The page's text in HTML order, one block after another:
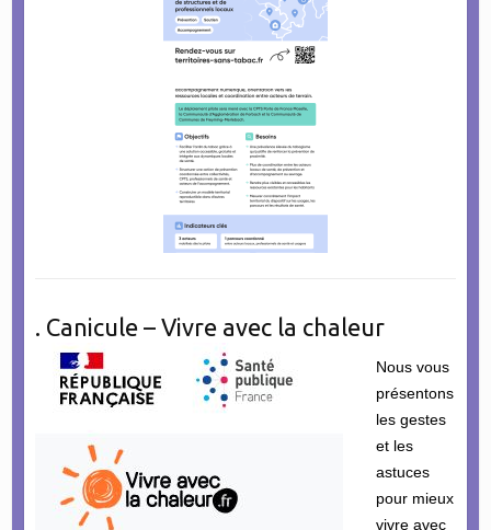
. Canicule – Vivre avec la chaleur
Nous vous
présentons
les gestes
et les
astuces
pour mieux
vivre avec